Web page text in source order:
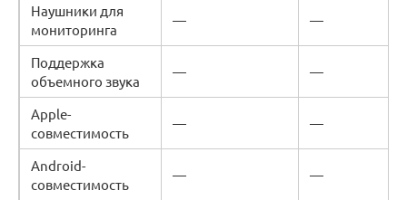
Наушники для
мониторинга
— —
Поддержка
объемного звука
— —
Apple-
совместимость
— —
Android-
совместимость
— —